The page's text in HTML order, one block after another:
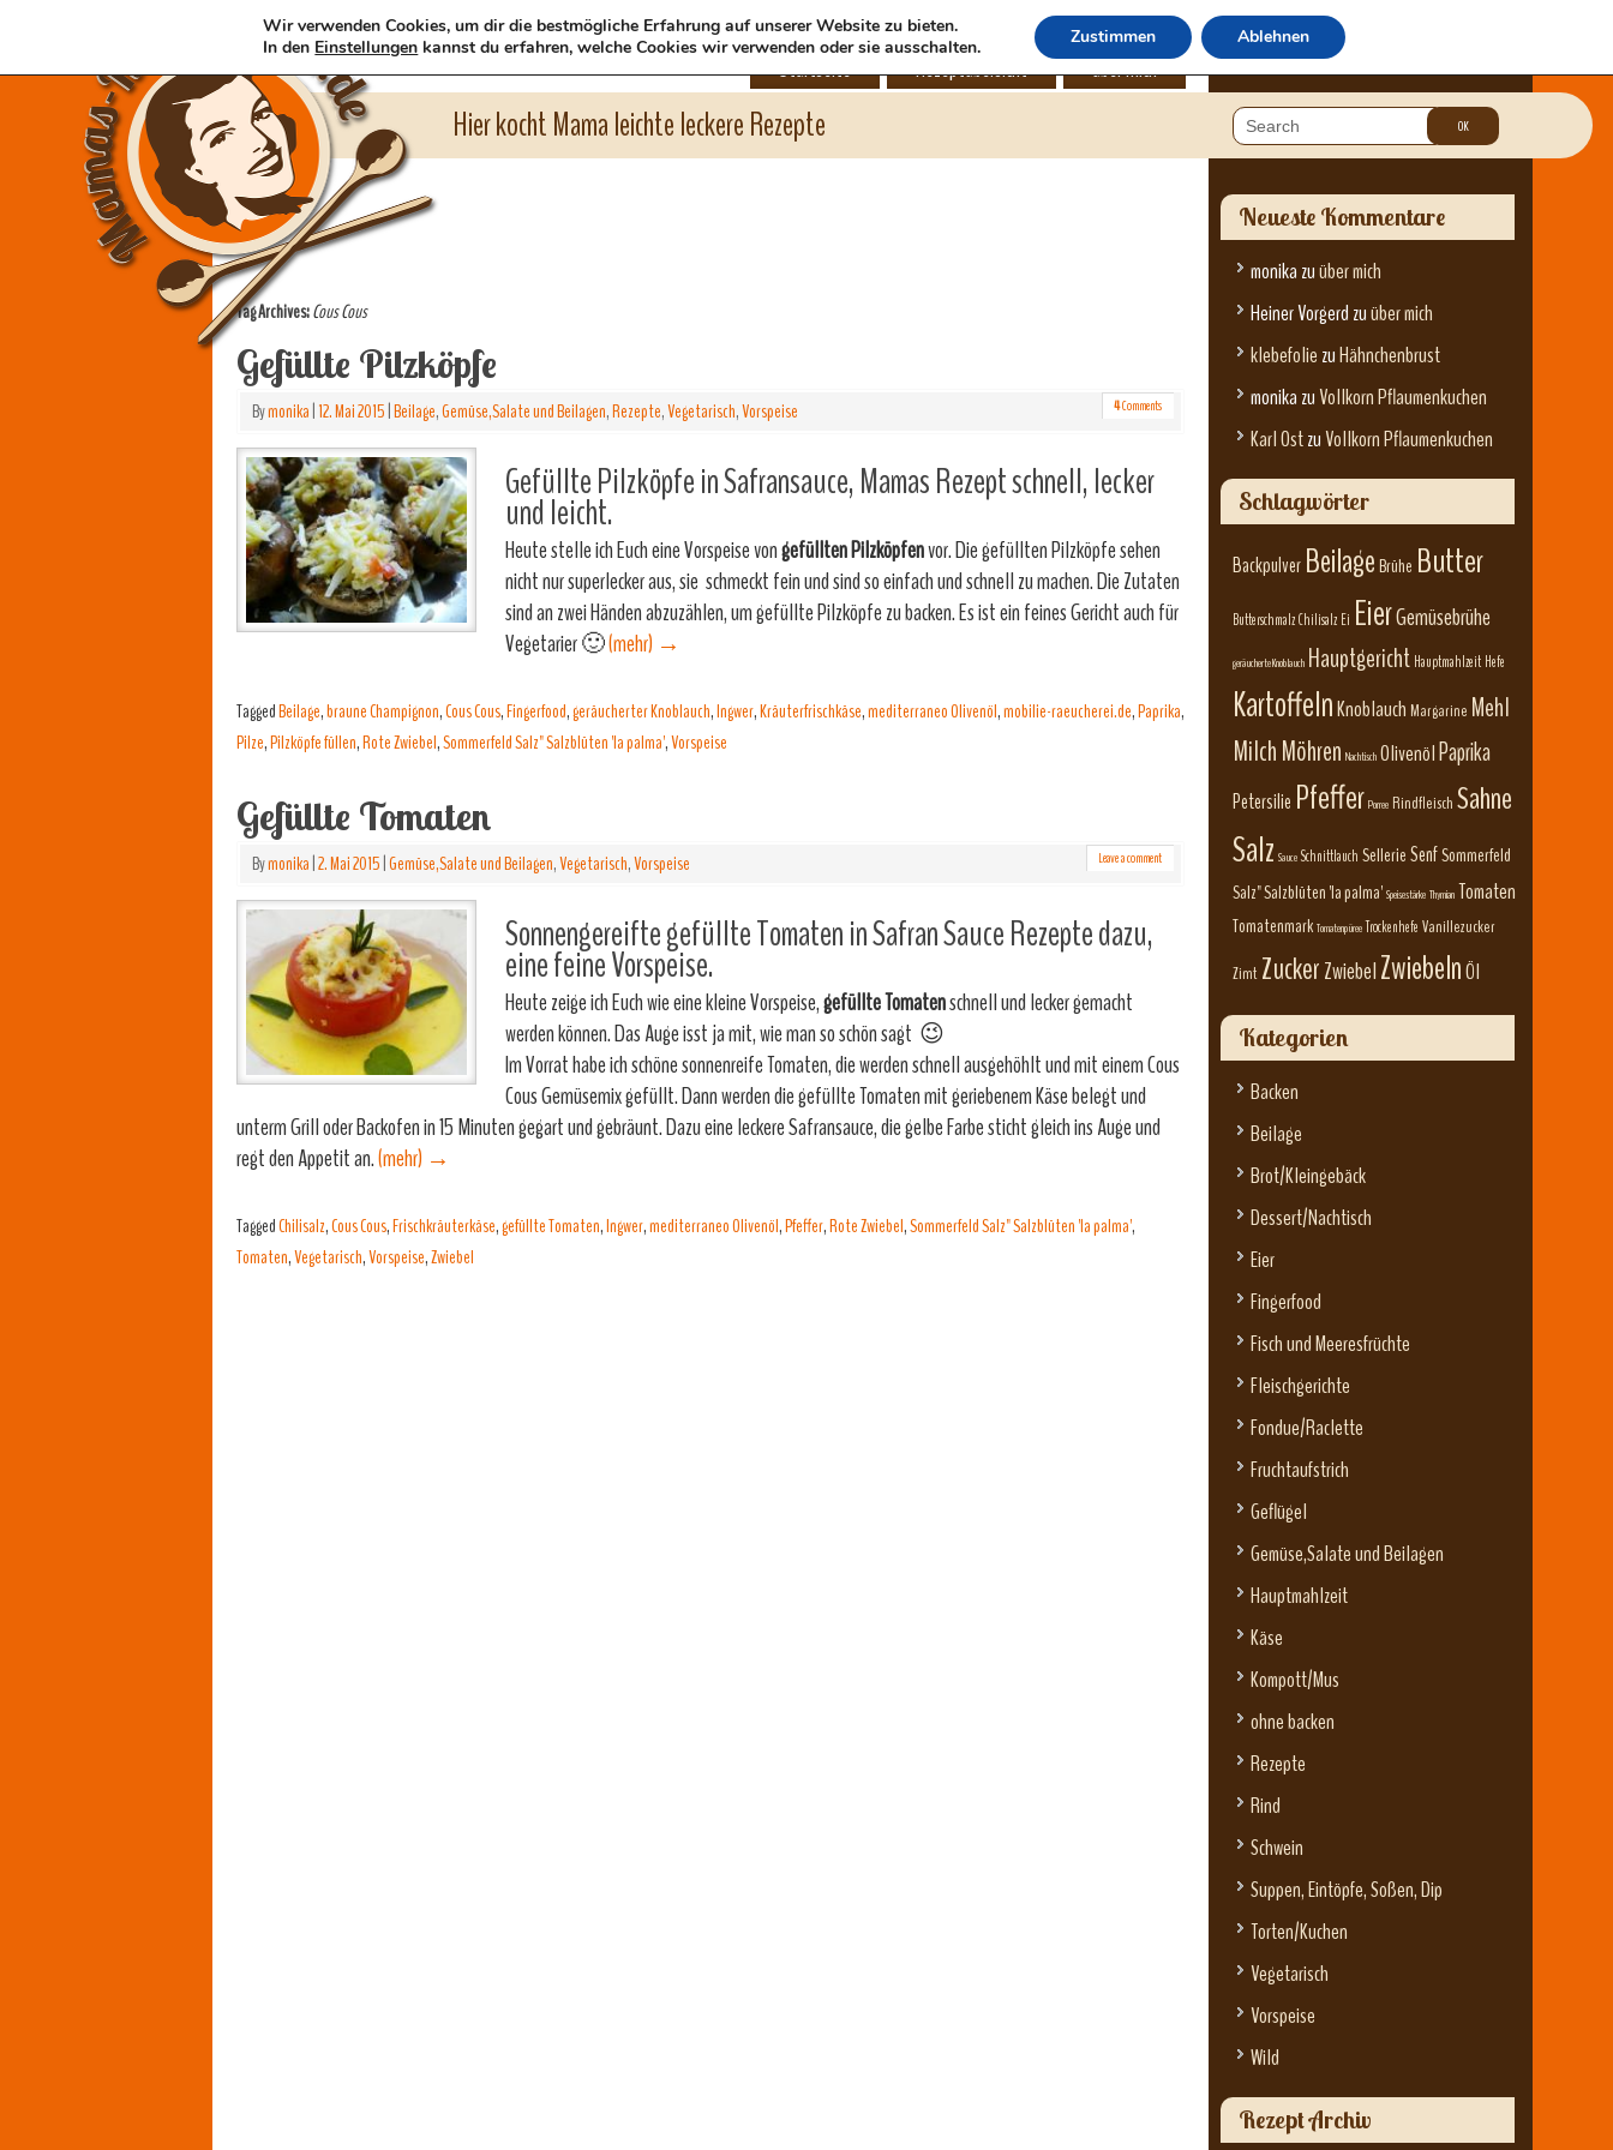
Hier kocht Mama leichte leckere Rezepte
Startseite Rezeptübersicht über mich
Tag Archives:Cous Cous
Gefüllte Pilzköpfe
Bymonika|12. Mai 2015|Beilage,Gemüse,Salate und Beilagen,Rezepte,Vegetarisch,Vorspeise 4Comments
Gefüllte Pilzköpfe in Safransauce, Mamas Rezept schnell, lecker
und leicht.
Heute stelle ich Euch eine Vorspeise vongefüllten Pilzköpfenvor. Die gefüllten Pilzköpfe sehen
nicht nur superlecker aus, sie schmeckt fein und sind so einfach und schnell zu machen. Die Zutaten
sind an zwei Händen abzuzählen, um gefüllte Pilzköpfe zu backen. Es ist ein feines Gericht auch für
Vegetarier 🙂(mehr) →
TaggedBeilage,braune Champignon,Cous Cous,Fingerfood,geräucherter Knoblauch,Ingwer,Kräuterfrischkäse,mediterraneo Olivenöl,mobilie-raeucherei.de,Paprika,
Pilze,Pilzköpfe füllen,Rote Zwiebel,Sommerfeld Salz" Salzblüten 'la palma',Vorspeise
Gefüllte Tomaten
Bymonika|2. Mai 2015|Gemüse,Salate und Beilagen,Vegetarisch,Vorspeise Leave a comment
Sonnengereifte gefüllte Tomaten in Safran Sauce Rezepte dazu,
eine feine Vorspeise.
Heute zeige ich Euch wie eine kleine Vorspeise,gefüllte Tomatenschnell und lecker gemacht
werden können. Das Auge isst ja mit, wie man so schön sagt 😉
Im Vorrat habe ich schöne sonnenreife Tomaten, die werden schnell ausgehöhlt und mit einem Cous
Cous Gemüsemix gefüllt. Dann werden die gefüllte Tomaten mit geriebenem Käse belegt und
unterm Grill oder Backofen in 15 Minuten gegart und gebräunt. Dazu eine leckere Safransauce, die gelbe Farbe sticht gleich ins Auge und
regt den Appetit an.(mehr) →
TaggedChilisalz,Cous Cous,Frischkräuterkäse,gefüllte Tomaten,Ingwer,mediterraneo Olivenöl,Pfeffer,Rote Zwiebel,Sommerfeld Salz" Salzblüten 'la palma',
Tomaten,Vegetarisch,Vorspeise,Zwiebel
Neueste Kommentare
monika zuüber mich
Heiner Vorgerd zuüber mich
klebefolie zuHähnchenbrust
monika zuVollkorn Pflaumenkuchen
Karl OstzuVollkorn Pflaumenkuchen
Schlagwörter
Backpulver BeilageBrühe Butter
ButterschmalzChilisalz Ei EierGemüsebrühe
geräucherte Knoblauch Hauptgericht Hauptmahlzeit Hefe
KartoffelnKnoblauch Margarine Mehl
MilchMöhren Nachtisch OlivenölPaprika
Petersilie Pfeffer Porree Rindfleisch Sahne
Salz Sauce Schnittlauch SellerieSenfSommerfeld
Salz" Salzblüten 'la palma' Speisestärke Thymian Tomaten
Tomatenmark Tomatenpüree Trockenhefe Vanillezucker
Zimt ZuckerZwiebelZwiebelnÖl
Kategorien
Backen
Beilage
Brot/Kleingebäck
Dessert/Nachtisch
Eier
Fingerfood
Fisch und Meeresfrüchte
Fleischgerichte
Fondue/Raclette
Fruchtaufstrich
Geflügel
Gemüse,Salate und Beilagen
Hauptmahlzeit
Käse
Kompott/Mus
ohne backen
Rezepte
Rind
Schwein
Suppen, Eintöpfe, Soßen, Dip
Torten/Kuchen
Vegetarisch
Vorspeise
Wild
Rezept Archiv
Wir verwenden Cookies, um dir die bestmögliche Erfahrung auf unserer Website zu bieten.
In den Einstellungen kannst du erfahren, welche Cookies wir verwenden oder sie ausschalten. Zustimmen Ablehnen